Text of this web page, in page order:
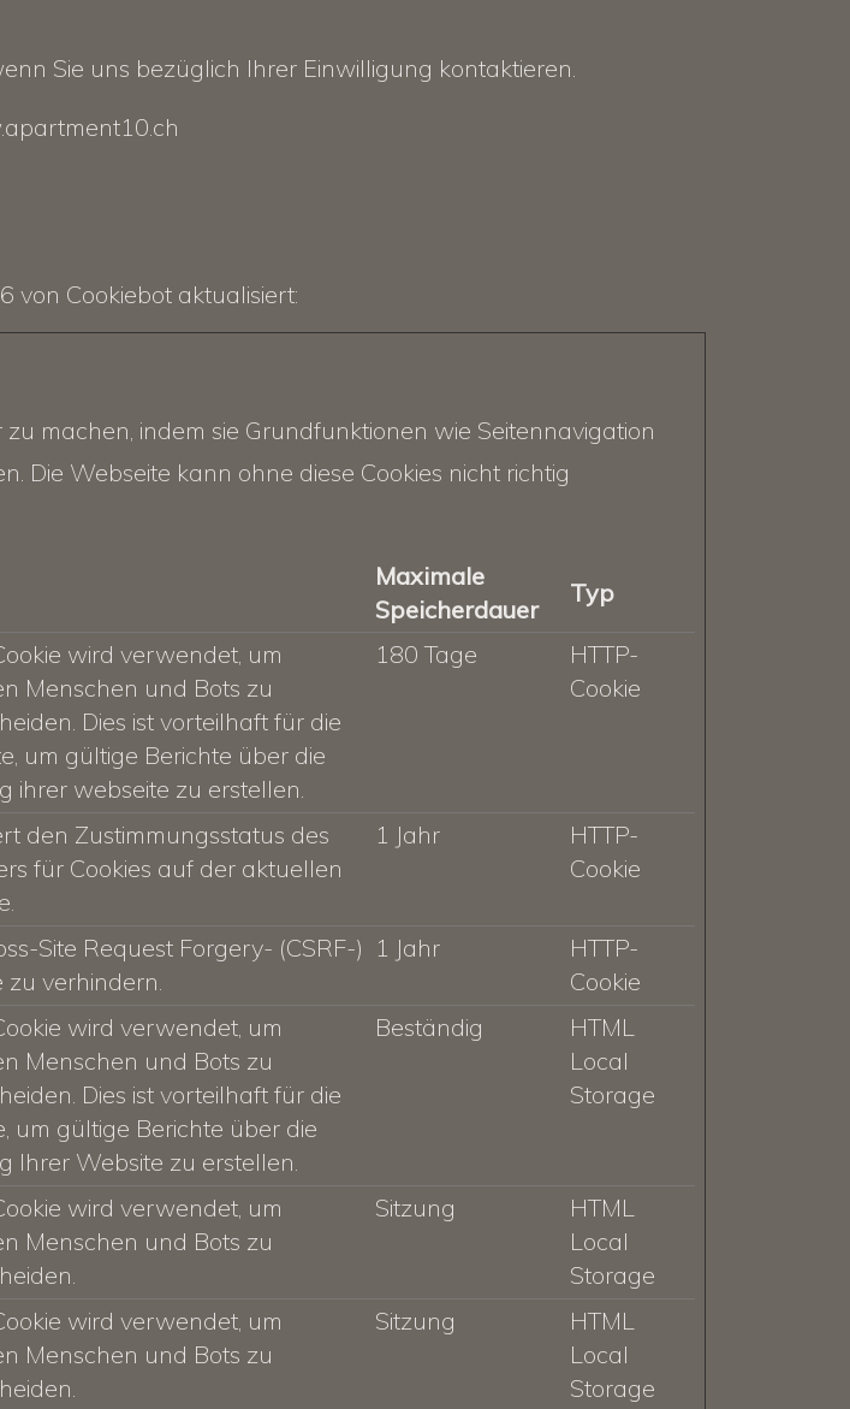
Sie uns bezüglich Ihrer Einwilligung kontaktieren.
von Cookiebot aktualisiert:
machen, indem sie Grundfunktionen wie Seitennavigation
Die Webseite kann ohne diese Cookies nicht richtig
Maximale
Speicherdauer
Typ
wird verwendet, um
Menschen und Bots zu
Dies ist vorteilhaft für die
um gültige Berichte über die
ihrer webseite zu erstellen.
180 Tage
HTTP-
Cookie
den Zustimmungsstatus des
für Cookies auf der aktuellen
1 Jahr
HTTP-
Cookie
Site Request Forgery- (CSRF-)
zu verhindern.
1 Jahr
HTTP-
Cookie
wird verwendet, um
Menschen und Bots zu
Dies ist vorteilhaft für die
um gültige Berichte über die
Ihrer Website zu erstellen.
Beständig
HTML
Local
Storage
wird verwendet, um
Menschen und Bots zu
Sitzung
HTML
Local
Storage
wird verwendet, um
Menschen und Bots zu
Sitzung
HTML
Local
Storage